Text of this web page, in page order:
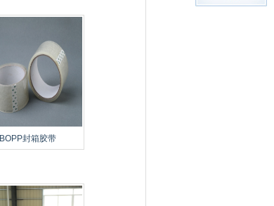
BOPP封箱胶带